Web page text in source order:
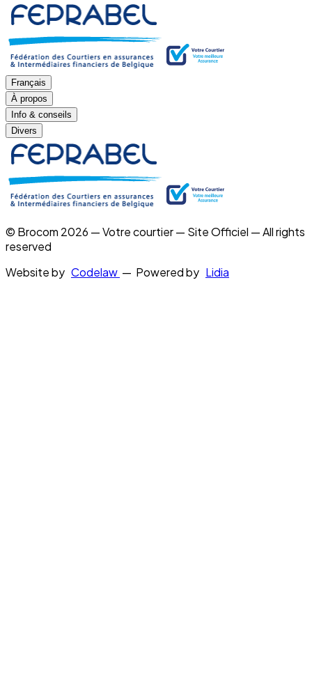
Français
À propos
Info & conseils
Divers
© Brocom 2026 — Votre courtier — Site Officiel — All rights
reserved
Website by Codelaw — Powered by Lidia